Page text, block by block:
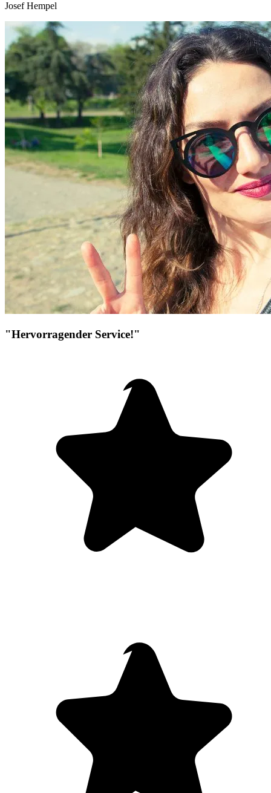
Josef Hempel
"Hervorragender Service!"